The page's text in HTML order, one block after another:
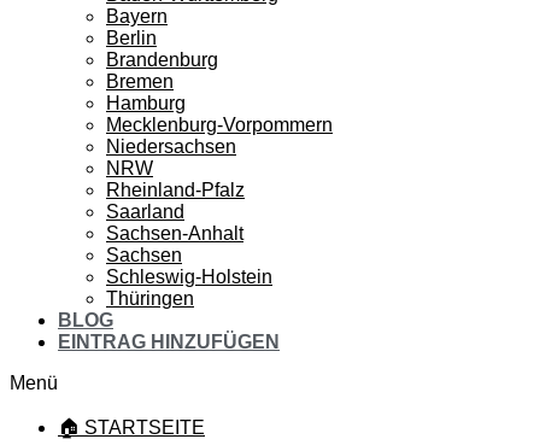
Bayern
Berlin
Brandenburg
Bremen
Hamburg
Mecklenburg-Vorpommern
Niedersachsen
NRW
Rheinland-Pfalz
Saarland
Sachsen-Anhalt
Sachsen
Schleswig-Holstein
Thüringen
BLOG
EINTRAG HINZUFÜGEN
Menü
🏠 STARTSEITE